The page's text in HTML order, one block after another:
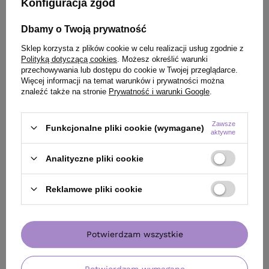
PROMOCJA BESTSELLER
Water do włosów - intensywny połysk i
gładkość 250 ml
47,99 zł / szt.
(19,20 zł / 100ml)
OFERTA
Medium Full
włosów średnia
/
Konfiguracja zgód
Dbamy o Twoją prywatność
Sklep korzysta z plików cookie w celu realizacji usług zgodnie z
Polityką dotyczącą cookies . Możesz określić warunki
przechowywania lub dostępu do cookie w Twojej przeglądarce.
Więcej informacji na temat warunków i prywatności można
znaleźć także na stronie Prywatność i warunki Google
Funkcjonalne pliki cookie (wymagane)
Zawsze
aktywne
Analityczne pliki cookie
Reklamowe pliki cookie
Potwierdzam wszystkie